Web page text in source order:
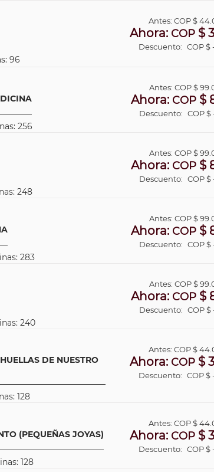
96
Antes:COP$
Ahora: COP $
Descuento: COP $
256
Antes:COP$
Ahora: COP$
Descuento: COP $
248
Antes:COP$
Ahora: COP$
Descuento: COP $
283
Antes:COP$
Ahora: COP$
Descuento: COP $
240
Antes:COP$
Ahora: COP$
Descuento: COP $
DE NUESTRO
128
Antes:COP$
Ahora: COP $
Descuento: COP $
(PEQUEÑAS JOYAS)
128
Antes:COP$
Ahora: COP $
Descuento: COP $